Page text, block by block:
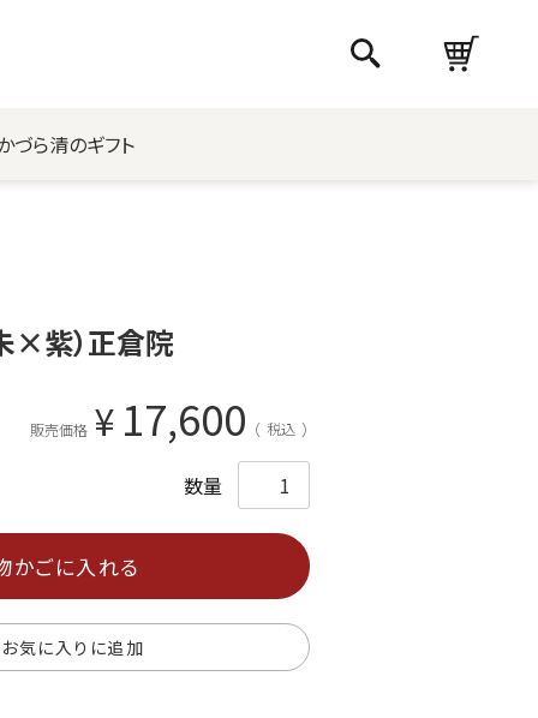
づら清のギフト
×紫）正倉院
販売価格 ¥ 17,600 税込
お気に入りに追加
かごに入れる